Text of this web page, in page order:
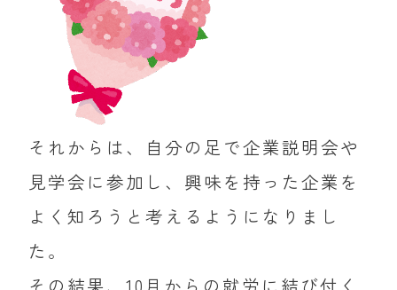
それからは、自分の足で企業説明会や
見学会に参加し、興味を持った企業を
よく知ろうと考えるようになりまし
た。